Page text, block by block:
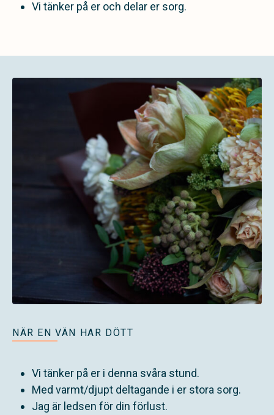
Vi tänker på er och delar er sorg.
NÄR EN VÄN HAR DÖTT
Vi tänker på er i denna svåra stund.
Med varmt/djupt deltagande i er stora sorg.
Jag är ledsen för din förlust.